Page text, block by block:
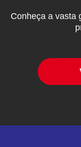
Conheça a vasta